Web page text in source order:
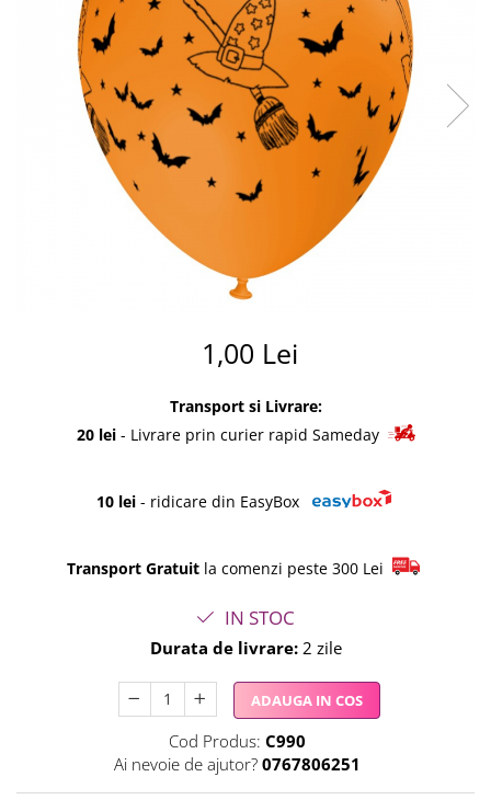
Unicorni si Curcubee
Baloane metalice
Baloane retro
Baloane litere
Baloane personalizate
Kituri baloane
1,00 Lei
Transport si Livrare:
20 lei- Livrare prin curier rapid Sameday
10 lei- ridicare din EasyBox
Transport Gratuit la comenzi peste 300 Lei
IN STOC
Durata de livrare:2 zile
ADAUGA IN COS
Cod Produs: C990
Ai nevoie de ajutor? 0767806251